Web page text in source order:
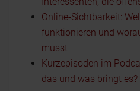
Online-Sichtbarkeit:
funktionieren und
musst
Kurzepisoden im
das und was bringt es?